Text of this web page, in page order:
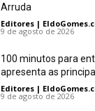
Arruda
Editores |
9 de agosto de 2026
100 minutos para
apresenta as
Editores |
9 de agosto de 2026